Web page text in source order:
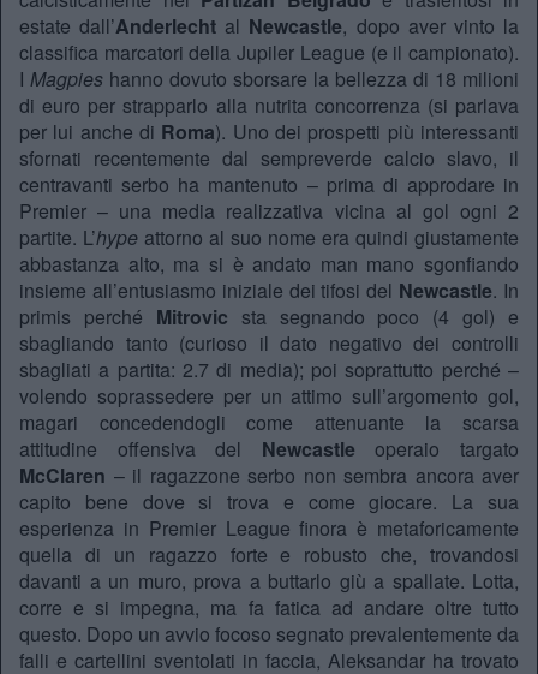
estate dall’Anderlecht al Newcastle, dopo aver vinto la
classifica marcatori della Jupiler League (e il campionato).
I Magpies hanno dovuto sborsare la bellezza di 18 milioni
di euro per strapparlo alla nutrita concorrenza (si parlava
per lui anche di Roma). Uno dei prospetti più interessanti
sfornati recentemente dal sempreverde calcio slavo, il
centravanti serbo ha mantenuto – prima di approdare in
Premier – una media realizzativa vicina al gol ogni 2
partite. L’hype attorno al suo nome era quindi giustamente
abbastanza alto, ma si è andato man mano sgonfiando
insieme all’entusiasmo iniziale dei tifosi del Newcastle. In
primis perché Mitrovic sta segnando poco (4 gol) e
sbagliando tanto (curioso il dato negativo dei controlli
sbagliati a partita: 2.7 di media); poi soprattutto perché –
volendo soprassedere per un attimo sull’argomento gol,
magari concedendogli come attenuante la scarsa
attitudine offensiva del Newcastle operaio targato
McClaren – il ragazzone serbo non sembra ancora aver
capito bene dove si trova e come giocare. La sua
esperienza in Premier League finora è metaforicamente
quella di un ragazzo forte e robusto che, trovandosi
davanti a un muro, prova a buttarlo giù a spallate. Lotta,
corre e si impegna, ma fa fatica ad andare oltre tutto
questo. Dopo un avvio focoso segnato prevalentemente da
falli e cartellini sventolati in faccia, Aleksandar ha trovato